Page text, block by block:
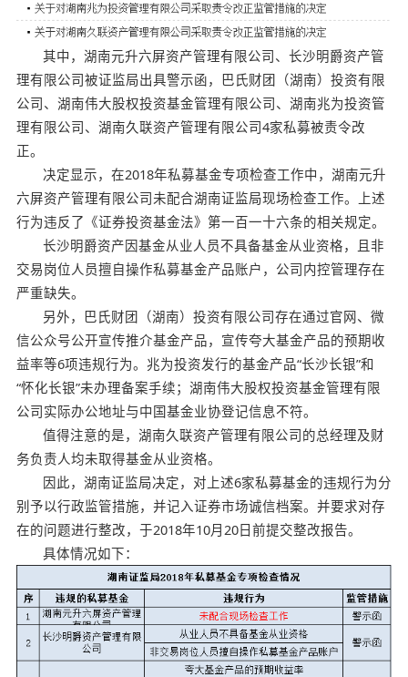
其中，湖南元升六屏资产管理有限公司、长沙明爵资产管
理有限公司被证监局出具警示函，巴氏财团（湖南）投资有限
公司、湖南伟大股权投资基金管理有限公司、湖南兆为投资管
理有限公司、湖南久联资产管理有限公司4家私募被责令改
正。
决定显示，在2018年私募基金专项检查工作中，湖南元升
六屏资产管理有限公司未配合湖南证监局现场检查工作。上述
行为违反了《证券投资基金法》第一百一十六条的相关规定。
长沙明爵资产因基金从业人员不具备基金从业资格，且非
交易岗位人员擅自操作私募基金产品账户，公司内控管理存在
严重缺失。
另外，巴氏财团（湖南）投资有限公司存在通过官网、微
信公众号公开宣传推介基金产品，宣传夸大基金产品的预期收
益率等6项违规行为。兆为投资发行的基金产品“长沙长银”和
“怀化长银”未办理备案手续；湖南伟大股权投资基金管理有限
公司实际办公地址与中国基金业协登记信息不符。
值得注意的是，湖南久联资产管理有限公司的总经理及财
务负责人均未取得基金从业资格。
因此，湖南证监局决定，对上述6家私募基金的违规行为分
别予以行政监管措施，并记入证券市场诚信档案。并要求对存
在的问题进行整改，于2018年10月20日前提交整改报告。
具体情况如下：